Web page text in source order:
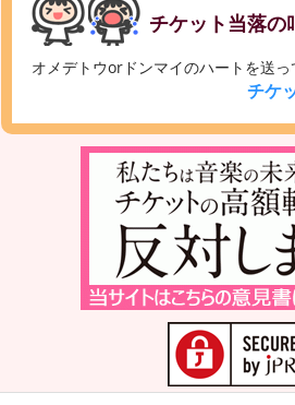
チケット当落の
オメデトウorドンマイのハートを送っ
チケ